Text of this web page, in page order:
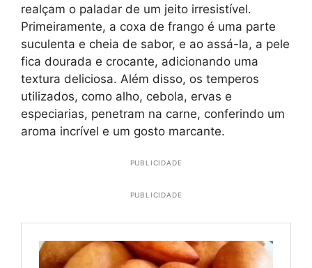
realçam o paladar de um jeito irresistível.
Primeiramente, a coxa de frango é uma parte
suculenta e cheia de sabor, e ao assá-la, a pele
fica dourada e crocante, adicionando uma
textura deliciosa. Além disso, os temperos
utilizados, como alho, cebola, ervas e
especiarias, penetram na carne, conferindo um
aroma incrível e um gosto marcante.
PUBLICIDADE
PUBLICIDADE